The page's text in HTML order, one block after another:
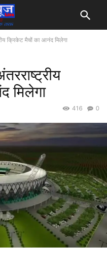
क्रिकेट मैचों का आनंद मिलेगा
मिलेगा
0
416